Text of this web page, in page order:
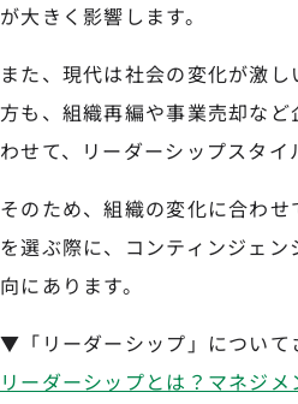
が大きく影響します。
また、現代は社会の変化が激
方も、組織再編や事業売却な
わせて、リーダーシップスタイ
そのため、組織の変化に合わ
を選ぶ際に、コンティンジェ
向にあります。
▼「リーダーシップ」について
リーダーシップとは？マネジ